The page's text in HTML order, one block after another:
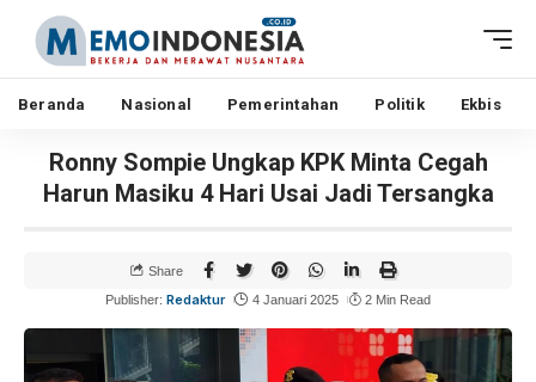
Beranda Nasional Pemerintahan Politik Ekbis
Ronny Sompie Ungkap KPK Minta Cegah
Harun Masiku 4 Hari Usai Jadi Tersangka
Publisher: Redaktur 4 Januari 2025 2 Min Read
Share